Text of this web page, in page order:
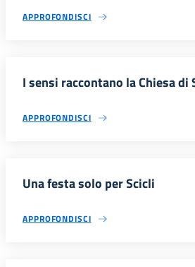
APPROFONDISCI
I sensi raccontano la Chiesa di
APPROFONDISCI
Una festa solo per Scicli
APPROFONDISCI